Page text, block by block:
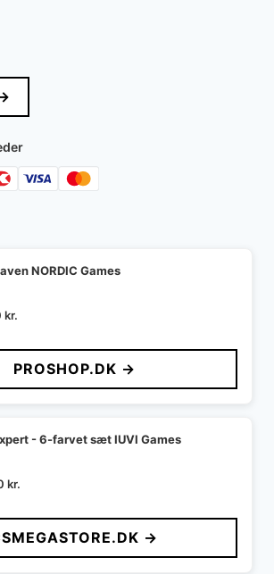
NORDIC Games
kr.
PROSHOP.DK →
- 6-farvet sæt IUVI Games
kr.
→